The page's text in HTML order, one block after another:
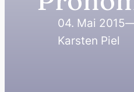
04. Mai 2015
Karsten Piel